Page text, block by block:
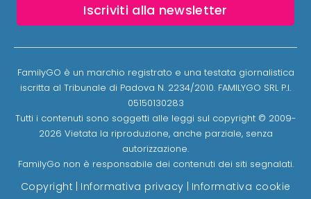
Iscriviti alla newsletter
FamilyGO è un marchio registrato e una testata giornalistica
iscritta al Tribunale di Padova N. 2234/2010. FAMILYGO SRL P.I.
05150130283
Tutti i contenuti sono soggetti alle leggi sul copyright © 2009-
2026 Vietata la riproduzione, anche parziale, senza
autorizzazione.
FamilyGo non è responsabile dei contenuti dei siti segnalati.
Copyright | Informativa privacy | Informativa cookie